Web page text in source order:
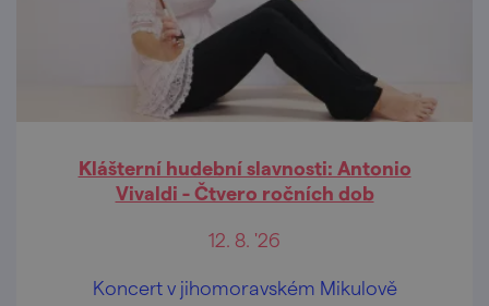
Klášterní hudební slavnosti: Antonio
Vivaldi - Čtvero ročních dob
12. 8. '26
Koncert v jihomoravském Mikulově